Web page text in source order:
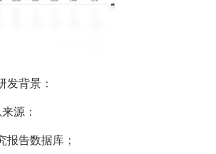
背景：
源：
告数据库；